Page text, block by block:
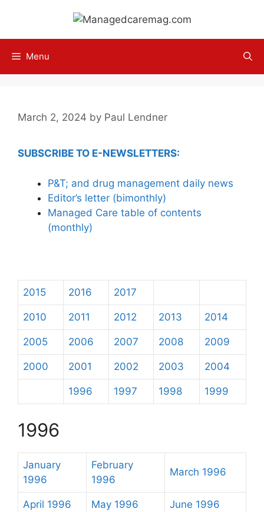
content
Menu
March 2, 2024 by Paul Lendner
SUBSCRIBE TO E-NEWSLETTERS:
P&T; and drug management daily news
Editor’s letter (bimonthly)
Managed Care table of contents
(monthly)
2015 2016 2017
2010 2011 2012 2013 2014
2005 2006 2007 2008 2009
2000 2001 2002 2003 2004
1996 1997 1998 1999
1996
January
1996
February
1996
March 1996
April 1996 May 1996 June 1996